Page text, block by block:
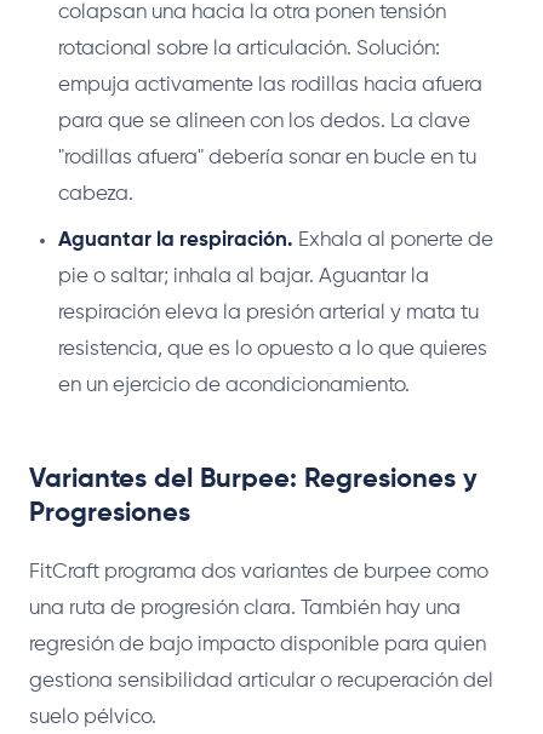
colapsan una hacia la otra ponen tensión
rotacional sobre la articulación. Solución:
empuja activamente las rodillas hacia afuera
para que se alineen con los dedos. La clave
"rodillas afuera" debería sonar en bucle en tu
cabeza.
Aguantar la respiración. Exhala al ponerte de
pie o saltar; inhala al bajar. Aguantar la
respiración eleva la presión arterial y mata tu
resistencia, que es lo opuesto a lo que quieres
en un ejercicio de acondicionamiento.
Variantes del Burpee: Regresiones y
Progresiones
FitCraft programa dos variantes de burpee como
una ruta de progresión clara. También hay una
regresión de bajo impacto disponible para quien
gestiona sensibilidad articular o recuperación del
suelo pélvico.